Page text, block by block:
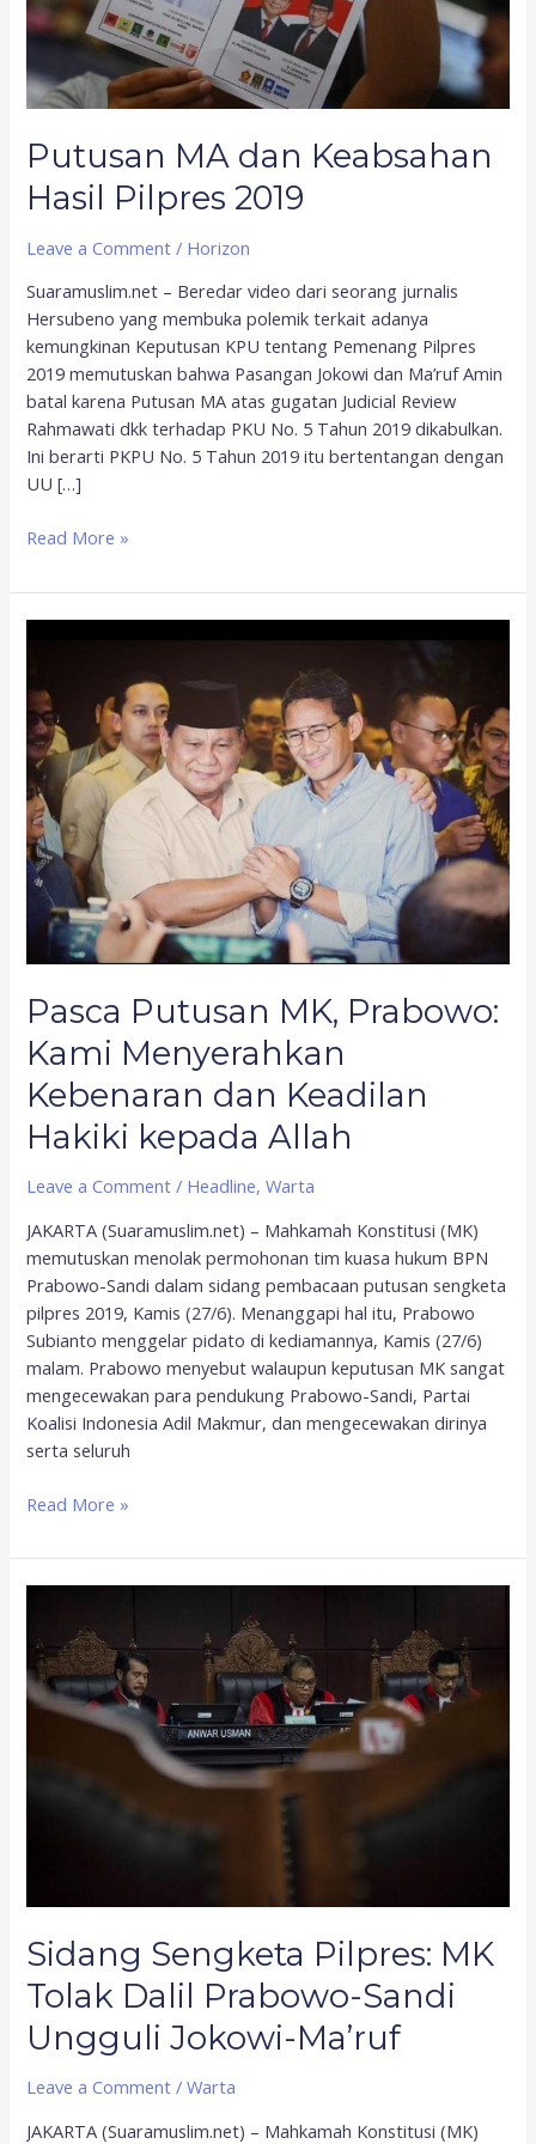
Putusan MA dan Keabsahan
Hasil Pilpres 2019
Leave a Comment / Horizon
Suaramuslim.net – Beredar video dari seorang jurnalis
Hersubeno yang membuka polemik terkait adanya
kemungkinan Keputusan KPU tentang Pemenang Pilpres
2019 memutuskan bahwa Pasangan Jokowi dan Ma’ruf Amin
batal karena Putusan MA atas gugatan Judicial Review
Rahmawati dkk terhadap PKU No. 5 Tahun 2019 dikabulkan.
Ini berarti PKPU No. 5 Tahun 2019 itu bertentangan dengan
UU […]
Read More »
Pasca Putusan MK, Prabowo:
Kami Menyerahkan
Kebenaran dan Keadilan
Hakiki kepada Allah
Leave a Comment / Headline,Warta
JAKARTA (Suaramuslim.net) – Mahkamah Konstitusi (MK)
memutuskan menolak permohonan tim kuasa hukum BPN
Prabowo-Sandi dalam sidang pembacaan putusan sengketa
pilpres 2019, Kamis (27/6). Menanggapi hal itu, Prabowo
Subianto menggelar pidato di kediamannya, Kamis (27/6)
malam. Prabowo menyebut walaupun keputusan MK sangat
mengecewakan para pendukung Prabowo-Sandi, Partai
Koalisi Indonesia Adil Makmur, dan mengecewakan dirinya
serta seluruh
MK,
Prabowo:
Kami
Menyerahkan
Kebenaran
dan
Keadilan
Hakiki
kepada
Allah
Read More »
Sidang Sengketa Pilpres: MK
Tolak Dalil Prabowo-Sandi
Ungguli Jokowi-Ma’ruf
Leave a Comment /Warta
JAKARTA (Suaramuslim.net) – Mahkamah Konstitusi (MK)
Sengketa
Pilpres:
MK
Tolak